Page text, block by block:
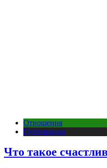
Отношения
Публикации
Что такое